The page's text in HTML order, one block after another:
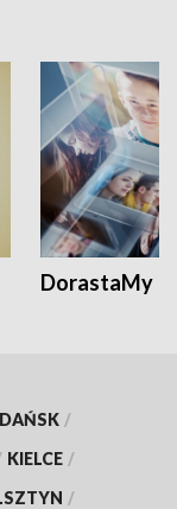
DorastaMy
/
KIELCE /
/